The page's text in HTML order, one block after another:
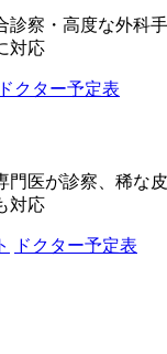
診察・高度な外科
対応
ドクター予定表
門医が診察、稀な
対応
ドクター予定表